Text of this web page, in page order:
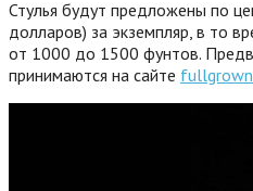
Стулья будут предложены по
долларов) за экземпляр, в то
от 1000 до 1500 фунтов.
принимаются на сайте